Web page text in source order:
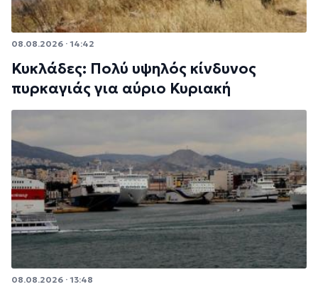
08.08.2026 · 14:42
Κυκλάδες: Πολύ υψηλός κίνδυνος
πυρκαγιάς για αύριο Κυριακή
08.08.2026 · 13:48